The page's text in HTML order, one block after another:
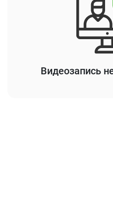
Видеозапись